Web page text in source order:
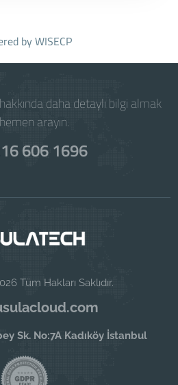
byWISECP
daha detaylı bilgi almak
arayın.
606 1696
Tüm Hakları Saklıdır.
Sk. No:7A Kadıköy İstanbul